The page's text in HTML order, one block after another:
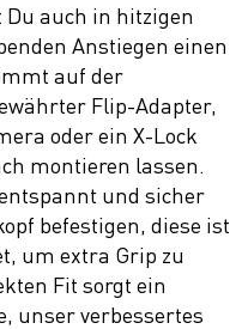
auch in hitzigen
Anstiegen einen
auf der
Flip-Adapter,
oder ein X-Lock
montieren lassen.
und sicher
befestigen, diese ist
um extra Grip zu
Fit sorgt ein
unser verbessertes